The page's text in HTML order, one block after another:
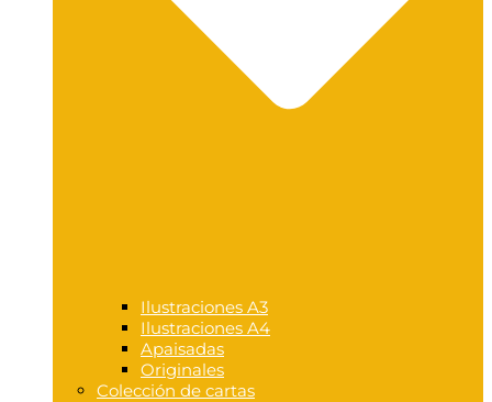
Ilustraciones A3
Ilustraciones A4
Apaisadas
Originales
Colección de cartas